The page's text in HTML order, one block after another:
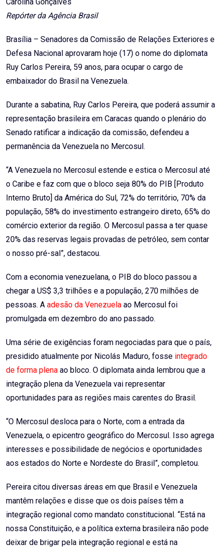
Carolina Gonçalves
Repórter da Agência Brasil
Brasília – Senadores da Comissão de Relações Exteriores e
Defesa Nacional aprovaram hoje (17) o nome do diplomata
Ruy Carlos Pereira, 59 anos, para ocupar o cargo de
embaixador do Brasil na Venezuela.
Durante a sabatina, Ruy Carlos Pereira, que poderá assumir a
representação brasileira em Caracas quando o plenário do
Senado ratificar a indicação da comissão, defendeu a
permanência da Venezuela no Mercosul.
“A Venezuela no Mercosul estende e estica o Mercosul até
o Caribe e faz com que o bloco seja 80% do PIB [Produto
Interno Bruto] da América do Sul, 72% do território, 70% da
população, 58% do investimento estrangeiro direto, 65% do
comércio exterior da região. O Mercosul passa a ter quase
20% das reservas legais provadas de petróleo, sem contar
o nosso pré-sal”, destacou.
Com a economia venezuelana, o PIB do bloco passou a
chegar a US$ 3,3 trilhões e a população, 270 milhões de
pessoas. A adesão da Venezuela ao Mercosul foi
promulgada em dezembro do ano passado.
Uma série de exigências foram negociadas para que o país,
presidido atualmente por Nicolás Maduro, fosse integrado
de forma plena ao bloco. O diplomata ainda lembrou que a
integração plena da Venezuela vai representar
oportunidades para as regiões mais carentes do Brasil.
“O Mercosul desloca para o Norte, com a entrada da
Venezuela, o epicentro geográfico do Mercosul. Isso agrega
interesses e possibilidade de negócios e oportunidades
aos estados do Norte e Nordeste do Brasil”, completou.
Pereira citou diversas áreas em que Brasil e Venezuela
mantêm relações e disse que os dois países têm a
integração regional como mandato constitucional. “Está na
nossa Constituição, e a política externa brasileira não pode
deixar de brigar pela integração regional e está na